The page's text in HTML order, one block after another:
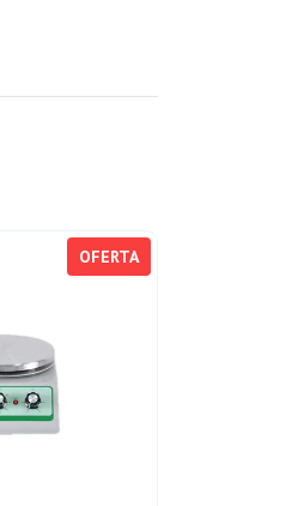
OFERTA